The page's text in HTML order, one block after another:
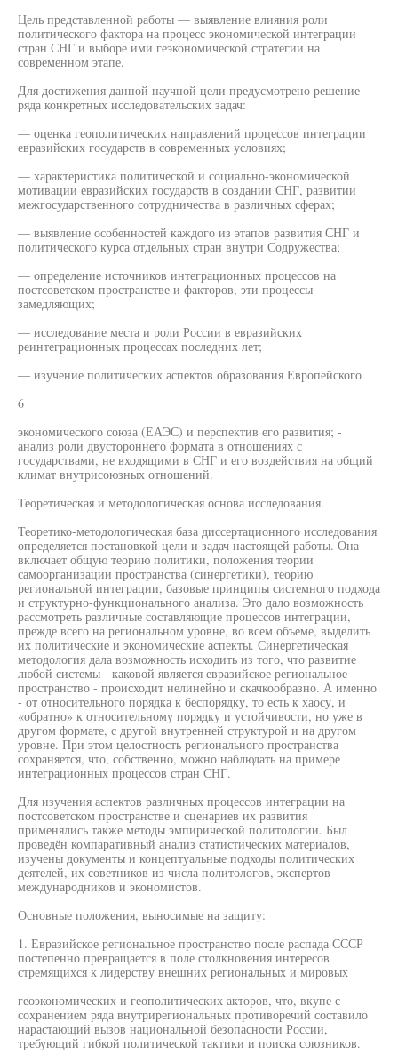
Цель представленной работы — выявление влияния роли
политического фактора на процесс экономической интеграции
стран СНГ и выборе ими геэкономической стратегии на
современном этапе.
Для достижения данной научной цели предусмотрено решение
ряда конкретных исследовательских задач:
— оценка геополитических направлений процессов интеграции
евразийских государств в современных условиях;
— характеристика политической и социально-экономической
мотивации евразийских государств в создании СНГ, развитии
межгосударственного сотрудничества в различных сферах;
— выявление особенностей каждого из этапов развития СНГ и
политического курса отдельных стран внутри Содружества;
— определение источников интеграционных процессов на
постсоветском пространстве и факторов, эти процессы
замедляющих;
— исследование места и роли России в евразийских
реинтеграционных процессах последних лет;
— изучение политических аспектов образования Европейского
6
экономического союза (ЕАЭС) и перспектив его развития; -
анализ роли двустороннего формата в отношениях с
государствами, не входящими в СНГ и его воздействия на общий
климат внутрисоюзных отношений.
Теоретическая и методологическая основа исследования.
Теоретико-методологическая база диссертационного исследования
определяется постановкой цели и задач настоящей работы. Она
включает общую теорию политики, положения теории
самоорганизации пространства (синергетики), теорию
региональной интеграции, базовые принципы системного подхода
и структурно-функционального анализа. Это дало возможность
рассмотреть различные составляющие процессов интеграции,
прежде всего на региональном уровне, во всем объеме, выделить
их политические и экономические аспекты. Синергетическая
методология дала возможность исходить из того, что развитие
любой системы - каковой является евразийское региональное
пространство - происходит нелинейно и скачкообразно. А именно
- от относительного порядка к беспорядку, то есть к хаосу, и
«обратно» к относительному порядку и устойчивости, но уже в
другом формате, с другой внутренней структурой и на другом
уровне. При этом целостность регионального пространства
сохраняется, что, собственно, можно наблюдать на примере
интеграционных процессов стран СНГ.
Для изучения аспектов различных процессов интеграции на
постсоветском пространстве и сценариев их развития
применялись также методы эмпирической политологии. Был
проведён компаративный анализ статистических материалов,
изучены документы и концептуальные подходы политических
деятелей, их советников из числа политологов, экспертов-
международников и экономистов.
Основные положения, выносимые на защиту:
1. Евразийское региональное пространство после распада СССР
постепенно превращается в поле столкновения интересов
стремящихся к лидерству внешних региональных и мировых
геоэкономических и геополитических акторов, что, вкупе с
сохранением ряда внутрирегиональных противоречий составило
нарастающий вызов национальной безопасности России,
требующий гибкой политической тактики и поиска союзников.